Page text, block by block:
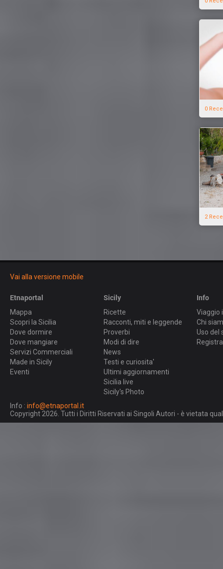
0
2
Vai alla versione mobile
Etnaportal
Mappa
Scopri la Sicilia
Dove dormire
Dove mangiare
Servizi Commerciali
Made in Sicily
Eventi
Sicily
Ricette
Racconti, miti e leggende
Proverbi
Modi di dire
News
Testi e curiosita'
Ultimi aggiornamenti
Sicilia live
Sicily's Photo
Info
Viaggio
Chi
Uso del
Info : info@etnaportal.it
Copyright 2026. Tutti i Diritti Riservati ai Singoli Autori - è vietata